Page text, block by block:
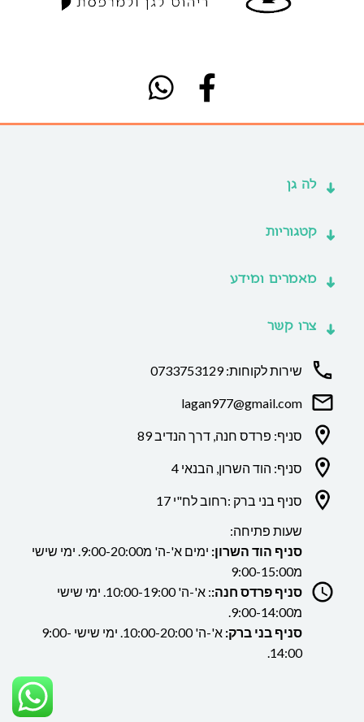
לה גן
קטגוריות
מאמרים ומידע
צרו קשר
שירות לקוחות: 0733753129
lagan977@gmail.com
סניף: פרדס חנה, דרך הנדיב 89
סניף: הוד השרון, הבנאי 4
סניף בני ברק :רחוב לח"י 17
שעות פתיחה:
סניף הוד השרון:
ימים א'-ה' מ9:00-20:00. ימי שישי
מ9:00-15:00
סניף פרדס חנה:
: א'-ה' 10:00-19:00. ימי שישי
מ9:00-14:00.
סניף בני ברק:
א'-ה' 10:00-20:00. ימי שישי 9:00-
14:00.